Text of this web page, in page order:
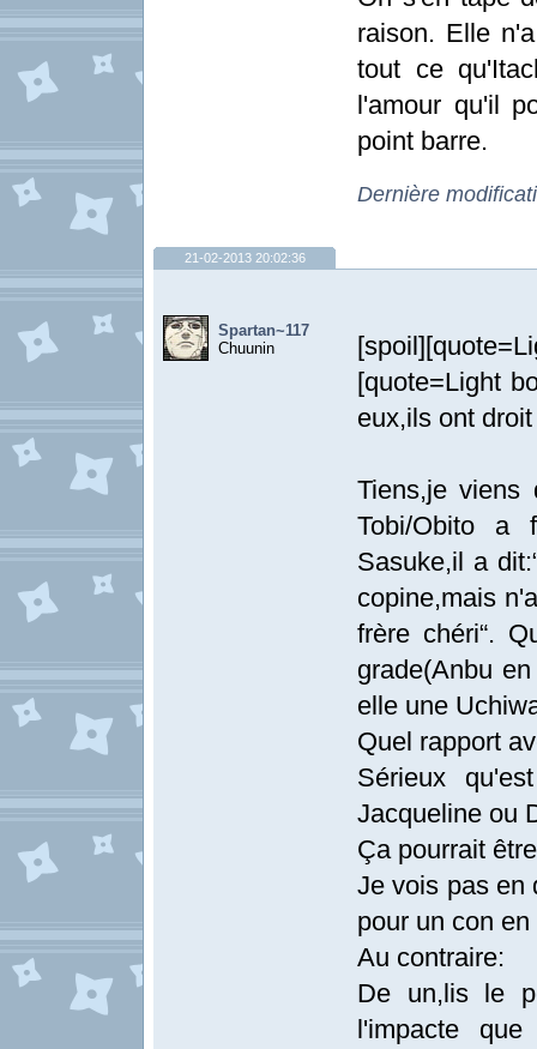
raison. Elle
tout ce
l'amour qu'il
point barre.
Dernière
21-02-2013 20:02:36
Spartan~117
Chuunin
[quote=Light
eux,ils ont
Tiens,je viens
Tobi/Obito a
Sasuke,il a
copine,mais
frère chéri“.
grade(Anbu
elle une
Quel rapport
Sérieux
Jacqueline ou
Ça pourrait
Je vois pas en
pour un con
Au contraire:
De un,lis le
l'impacte